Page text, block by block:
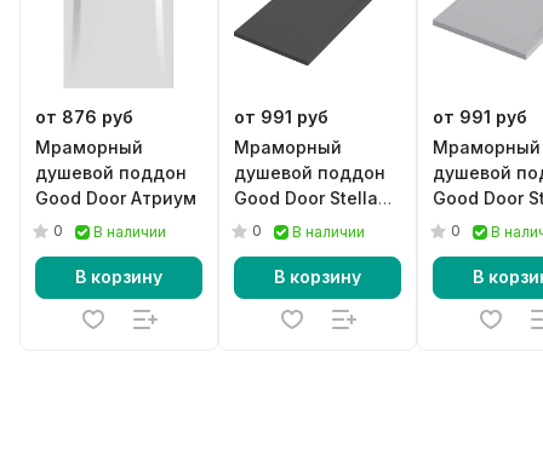
от 876 руб
Мраморный
душевой поддон
Good Door Атриум
0 В наличии
В корзину
от 991 руб
Мраморный
душевой поддон
Good Door Stella
черный
0 В наличии
В корзину
от 991 руб
Мраморный
душевой
Good Door
серый
0 В
В